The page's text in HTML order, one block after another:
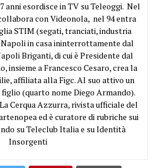
anni esordisce in TV su Teleoggi. Nel
con Videonola, nel 94 entra
STIM (segati, tranciati, industria
Napoli in casa ininterrottamente dal
Briganti, di cui è Presidente dal
insieme a Francesco Cesaro, crea la
affiliata alla Figc. Al suo attivo un
(quarto nome Diego Armando).
Cerqua Azzurra, rivista ufficiale del
ed è curatore di rubriche sui
su Teleclub Italia e su Identità
Insorgenti